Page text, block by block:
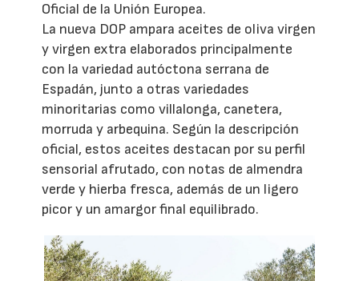
Oficial de la Unión Europea.
La nueva DOP ampara aceites de oliva virgen
y virgen extra elaborados principalmente
con la variedad autóctona serrana de
Espadán, junto a otras variedades
minoritarias como villalonga, canetera,
morruda y arbequina. Según la descripción
oficial, estos aceites destacan por su perfil
sensorial afrutado, con notas de almendra
verde y hierba fresca, además de un ligero
picor y un amargor final equilibrado.